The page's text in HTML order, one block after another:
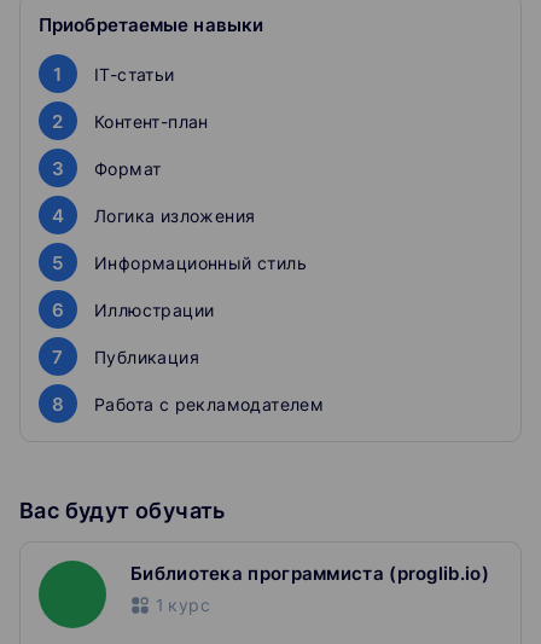
Курс будет интересен авторам, работающим в составе
редакции, копирайтерам-одиночкам и просто
программистам, которые хотят научиться интересно
рассказывать о собственных проектах.
Материалы регулярно дополняются, обновляются и
корректируется. Отвечаем на все учебные вопросы в
комментариях курса.
Приобретаемые навыки
1 IT-статьи
2 Контент-план
3 Формат
4 Логика изложения
5 Информационный стиль
6 Иллюстрации
7 Публикация
8 Работа с рекламодателем
Вас будут обучать
Библиотека программиста (proglib.io)
1 курс